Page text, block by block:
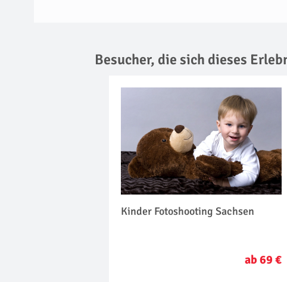
Besucher, die sich dieses
Kinder Fotoshooting Sachsen
ab 69 €